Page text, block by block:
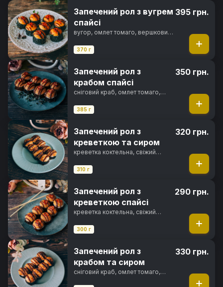
Запечений рол з вугрем
спайсі
вугор, омлет томаго, вершковий
каракатиці, фірмовий соус,
370 г
395 грн.
Запечений рол з
крабом спайсі
сніговий краб, омлет томаго,
соус, спайсі соус, фірмовий
385 г
350 грн.
Запечений рол з
креветкою та сиром
креветка коктельна, свіжий
пармезан, японський майонез,
310 г
320 грн.
Запечений рол з
креветкою спайсі
креветка коктельна, свіжий
соус, фірмовий соус, перець
300 г
290 грн.
Запечений рол з
крабом та сиром
сніговий краб, омлет томаго,
330 грн.